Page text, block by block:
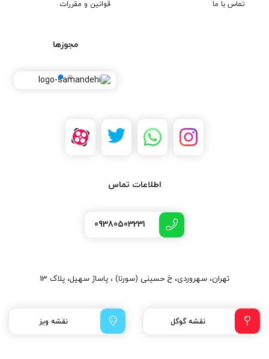
تماس با ما قوانین و مقررات
مجوزها
اطلاعات تماس
09380503231
تهران، سهروردی، خ حسینی (سورنا) ، پاساژ سهیل، پلاک 13
نقشه گوگل نقشه ویز